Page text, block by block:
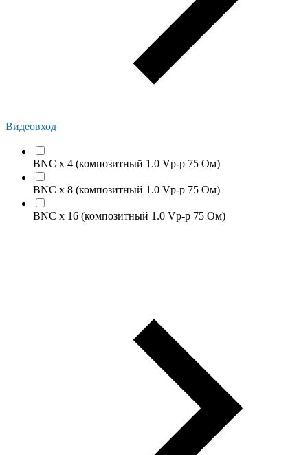
Видеовход
BNC x 4 (композитный 1.0 Vp-p 75 Ом)
BNC x 8 (композитный 1.0 Vp-p 75 Ом)
BNC х 16 (композитный 1.0 Vp-p 75 Ом)